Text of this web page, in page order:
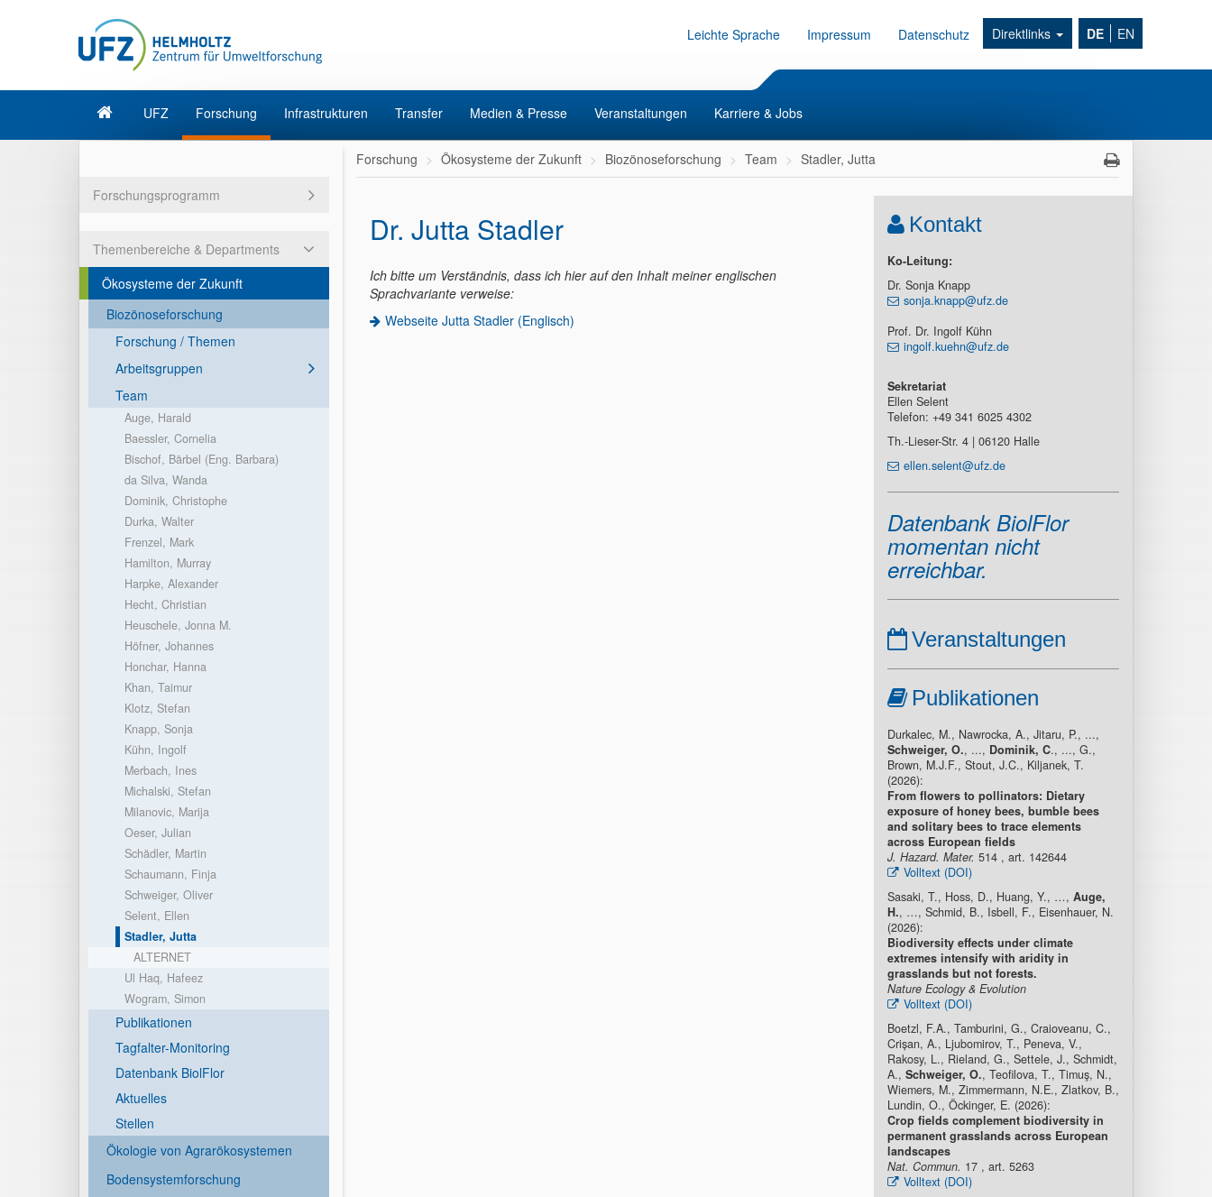
Leichte Sprache Impressum Datenschutz Direktlinks DE EN
UFZ Forschung Infrastrukturen Transfer Medien & Presse Veranstaltungen Karriere & Jobs
Forschungsprogramm
Themenbereiche & Departments
Ökosysteme der Zukunft
Biozönoseforschung
Forschung / Themen
Arbeitsgruppen
Team
Auge, Harald
Baessler, Cornelia
Bischof, Bärbel (Eng. Barbara)
da Silva, Wanda
Dominik, Christophe
Durka, Walter
Frenzel, Mark
Hamilton, Murray
Harpke, Alexander
Hecht, Christian
Heuschele, Jonna M.
Höfner, Johannes
Honchar, Hanna
Khan, Taimur
Klotz, Stefan
Knapp, Sonja
Kühn, Ingolf
Merbach, Ines
Michalski, Stefan
Milanovic, Marija
Oeser, Julian
Schädler, Martin
Schaumann, Finja
Schweiger, Oliver
Selent, Ellen
Stadler, Jutta
ALTERNET
Ul Haq, Hafeez
Wogram, Simon
Publikationen
Tagfalter-Monitoring
Datenbank BiolFlor
Aktuelles
Stellen
Ökologie von Agrarökosystemen
Bodensystemforschung
Forschung Ökosysteme der Zukunft Biozönoseforschung Team Stadler, Jutta
Dr. Jutta Stadler
Ich bitte um Verständnis, dass ich hier auf den Inhalt meiner englischen
Sprachvariante verweise:
Webseite Jutta Stadler (Englisch)
Kontakt
Ko-Leitung:
Dr. Sonja Knapp
sonja.knapp@ufz.de
Prof. Dr. Ingolf Kühn
ingolf.kuehn@ufz.de
Sekretariat
Ellen Selent
Telefon: +49 341 6025 4302
Th.-Lieser-Str. 4 | 06120 Halle
ellen.selent@ufz.de
Datenbank BiolFlor
momentan nicht
erreichbar.
Veranstaltungen
Publikationen
Durkalec, M., Nawrocka, A., Jitaru, P., ...,
Schweiger, O., ..., Dominik, C., ..., G.,
Brown, M.J.F., Stout, J.C., Kiljanek, T.
(2026):
From flowers to pollinators: Dietary
exposure of honey bees, bumble bees
and solitary bees to trace elements
across European fields
J. Hazard. Mater. 514 , art. 142644
Volltext (DOI)
Sasaki, T., Hoss, D., Huang, Y., …, Auge,
H., …, Schmid, B., Isbell, F., Eisenhauer, N.
(2026):
Biodiversity effects under climate
extremes intensify with aridity in
grasslands but not forests.
Nature Ecology & Evolution
Volltext (DOI)
Boetzl, F.A., Tamburini, G., Craioveanu, C.,
Crișan, A., Ljubomirov, T., Peneva, V.,
Rakosy, L., Rieland, G., Settele, J., Schmidt,
A., Schweiger, O., Teofilova, T., Timuş, N.,
Wiemers, M., Zimmermann, N.E., Zlatkov, B.,
Lundin, O., Öckinger, E. (2026):
Crop fields complement biodiversity in
permanent grasslands across European
landscapes
Nat. Commun. 17 , art. 5263
Volltext (DOI)